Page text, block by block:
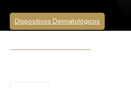
Dispositivos Dermatológicos